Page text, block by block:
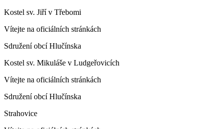
Kostel sv. Jiří v Třebomi
Vítejte na oficiálních stránkách
Sdružení obcí Hlučínska
Kostel sv. Mikuláše v Ludgeřovicích
Vítejte na oficiálních stránkách
Sdružení obcí Hlučínska
Strahovice